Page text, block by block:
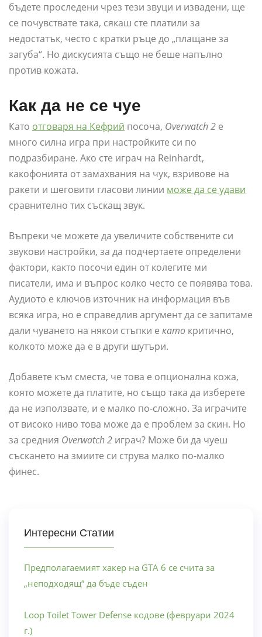
бъдете проследени чрез тези звуци и извадени, ще
се почувствате така, сякаш сте платили за
недостатък, често с кратки ръце до „плащане за
загуба“. Но дискусията също не беше напълно
против кожата.
Как да не се чуе
Като отговаря на Кефрий посоча, Overwatch 2 е
много силна игра при настройките си по
подразбиране. Ако сте играч на Reinhardt,
какофонията от замахвания на чук, взривове на
ракети и шеговити гласови линии може да се удави
сравнително тих съскащ звук.
Въпреки че можете да увеличите собствените си
звукови настройки, за да подчертаете определени
фактори, както посочи един от колегите ми
писатели, има и въпрос колко често се появява това.
Аудиото е ключов източник на информация във
всяка игра, но е справедлив аргумент да се запитаме
дали чуването на някои стъпки е като критично,
колкото може да е в други шутъри.
Добавете към сместа, че това е опционална кожа,
която можете да платите, но също така да изберете
да не използвате, и е малко по-сложно. За играчите
от високо ниво това може да е проблем за скин. Но
за средния Overwatch 2 играч? Може би да чуеш
съскането на змиите си струва малко по-малко
финес.
Интересни Статии
Предполагаемият хакер на GTA 6 се счита за
„неподходящ“ да бъде съден
Loop Toilet Tower Defense кодове (февруари 2024
г.)